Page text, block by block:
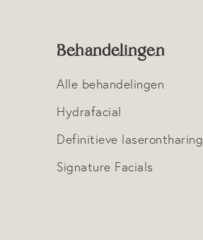
Behandelingen
Alle behandelingen
Hydrafacial
Definitieve laserontharing
Signature Facials